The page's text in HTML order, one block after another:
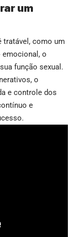
um
tratável, como um
o
função sexual.
o
e controle dos
e